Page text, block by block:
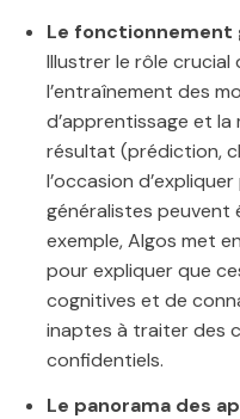
Le fonctionnement
Illustrer le rôle crucial
l’entraînement des
d’apprentissage et
résultat (prédiction,
l’occasion
généralistes peuvent
exemple, Algos met
pour expliquer que
cognitives et de
inaptes à traiter des
confidentiels.
Le panorama des